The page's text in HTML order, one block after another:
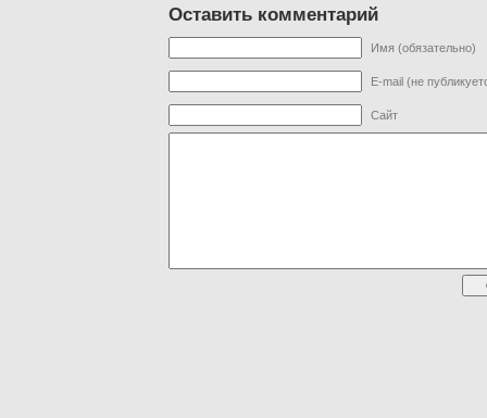
Оставить комментарий
Имя (обязательно)
E-mail (не
Сайт